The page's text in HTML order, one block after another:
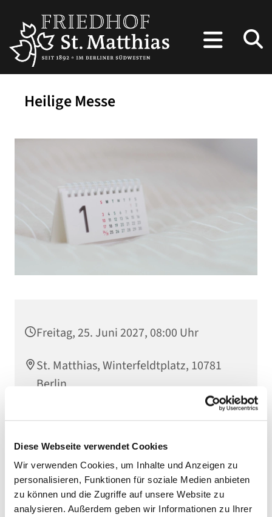
Diese Webseite verwendet Cookies
Wir verwenden Cookies, um Inhalte und Anzeigen zu
personalisieren, Funktionen für soziale Medien anbieten
zu können und die Zugriffe auf unsere Website zu
analysieren. Außerdem geben wir Informationen zu Ihrer
Heilige Messe
Freitag, 25. Juni 2027, 08:00 Uhr
St. Matthias, Winterfeldtplatz, 10781
Berlin